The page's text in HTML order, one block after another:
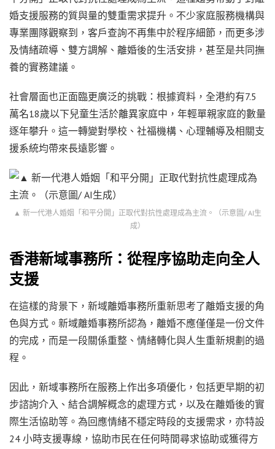
婚支援服務的質與量的雙重需求提升。不少家庭服務機構與
專業團隊觀察到，客戶查詢不再集中於程序細節，而更多涉
及情緒疏導、雙方調解、離婚後的生活安排，甚至是共同撫
養的實務建議。
社會層面也正面臨更廣泛的挑戰：根據資料，全港約有7.5
萬名18歲以下兒童生活於離異家庭中，年輕單親家庭的數量
逐年攀升。這一轉變對學校、社福機構、心理輔導及相關支
援系統均帶來長遠影響。
▲ 新一代港人婚姻「和平分開」正取代對抗性處理成為主流。（示意圖/ AI生
成）
香港新域事務所：從程序協助走向全人
支援
在這樣的背景下，新域離婚事務所重新思考了離婚支援的角
色與方式。新域離婚事務所認為，離婚不應僅僅是一份文件
的完成，而是一段關係重整、情緒轉化與人生重新規劃的過
程。
因此，新域事務所在服務上作出多項優化，包括更早期的初
步諮詢介入、結合調解概念的處理方式，以及在離婚後的實
際生活協助等。為回應情緒不穩定時段的支援需求，亦特設
24 小時支援專線，協助市民在任何時間尋求協助或獲得方